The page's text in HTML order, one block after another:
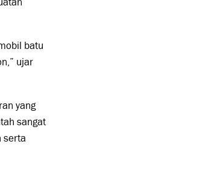
batu
ujar
yang
sangat
serta